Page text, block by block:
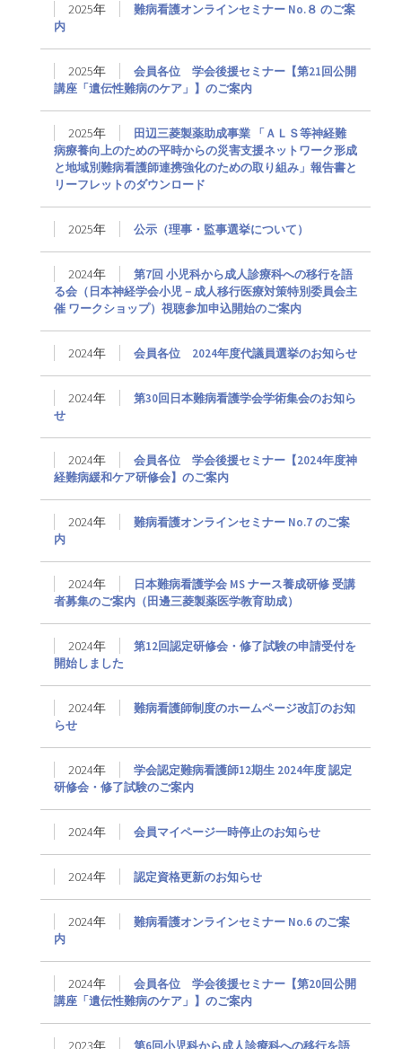
2025年
難病看護オンラインセミナー No.８ のご案
内
2025年
会員各位 学会後援セミナー【第21回公開
講座「遺伝性難病のケア」】のご案内
2025年
田辺三菱製薬助成事業 「ＡＬＳ等神経難
病療養向上のための平時からの災害支援ネットワーク形成
と地域別難病看護師連携強化のための取り組み」報告書と
リーフレットのダウンロード
2025年 公示（理事・監事選挙について）
2024年
第7回 小児科から成人診療科への移行を語
る会（日本神経学会小児－成人移行医療対策特別委員会主
催 ワークショップ）視聴参加申込開始のご案内
2024年 会員各位 2024年度代議員選挙のお知らせ
2024年
第30回日本難病看護学会学術集会のお知ら
せ
2024年
会員各位 学会後援セミナー【2024年度神
経難病緩和ケア研修会】のご案内
2024年
難病看護オンラインセミナー No.7 のご案
内
2024年
日本難病看護学会 MS ナース養成研修 受講
者募集のご案内（田邊三菱製薬医学教育助成）
2024年
第12回認定研修会・修了試験の申請受付を
開始しました
2024年
難病看護師制度のホームページ改訂のお知
らせ
2024年
学会認定難病看護師12期生 2024年度 認定
研修会・修了試験のご案内
2024年 会員マイページ一時停止のお知らせ
2024年 認定資格更新のお知らせ
2024年
難病看護オンラインセミナー No.6 のご案
内
2024年
会員各位 学会後援セミナー【第20回公開
講座「遺伝性難病のケア」】のご案内
2023年
第6回小児科から成人診療科への移行を語